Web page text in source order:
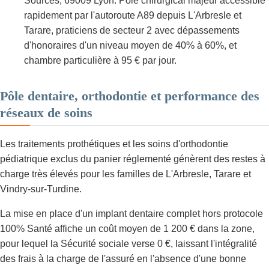
rapidement par l'autoroute A89 depuis L'Arbresle et
Tarare, praticiens de secteur 2 avec dépassements
d'honoraires d'un niveau moyen de 40% à 60%, et
chambre particulière à 95 € par jour.
Pôle dentaire, orthodontie et performance des
réseaux de soins
Les traitements prothétiques et les soins d'orthodontie
pédiatrique exclus du panier réglementé génèrent des restes à
charge très élevés pour les familles de L'Arbresle, Tarare et
Vindry-sur-Turdine.
La mise en place d'un implant dentaire complet hors protocole
100% Santé affiche un coût moyen de 1 200 € dans la zone,
pour lequel la Sécurité sociale verse 0 €, laissant l'intégralité
des frais à la charge de l'assuré en l'absence d'une bonne